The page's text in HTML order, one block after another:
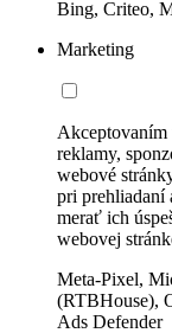
Bing, Criteo,
Marketing
Akceptovaním
reklamy,
webové
pri prehliadaní
merať ich
webovej
Meta-Pixel,
(RTBHouse),
Ads Defender